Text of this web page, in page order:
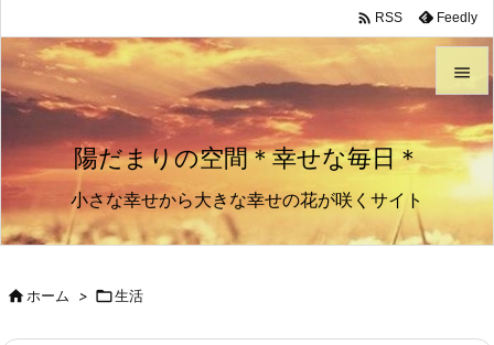
陽だまりの空間＊幸せな毎日＊
小さな幸せから大きな幸せの花が咲くサイト


メニュ

サイド

 RSS Feedly
ホーム > 生活